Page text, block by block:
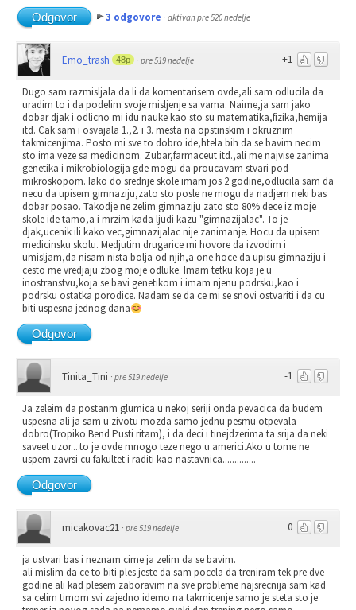
Odgovor
3 odgovore · aktivan pre 520 nedelje
+1
Emo_trash 48p · pre 519 nedelje
Dugo sam razmisljala da li da komentarisem ovde,ali sam odlucila da
uradim to i da podelim svoje misljenje sa vama. Naime,ja sam jako
dobar djak i odlicno mi idu nauke kao sto su matematika,fizika,hemija
itd. Cak sam i osvajala 1.,2. i 3. mesta na opstinskim i okruznim
takmicenjima. Posto mi sve to dobro ide,htela bih da se bavim necim
sto ima veze sa medicinom. Zubar,farmaceut itd.,ali me najvise zanima
genetika i mikrobiologija gde mogu da proucavam stvari pod
mikroskopom. Iako do srednje skole imam jos 2 godine,odlucila sam da
necu da upisem gimnaziju,zato sto posle ne mogu da nadjem neki bas
dobar posao. Takodje ne zelim gimnaziju zato sto 80% dece iz moje
skole ide tamo,a i mrzim kada ljudi kazu "gimnazijalac". To je
djak,ucenik ili kako vec,gimnazijalac nije zanimanje. Hocu da upisem
medicinsku skolu. Medjutim drugarice mi hovore da izvodim i
umisljam,da nisam nista bolja od njih,a one hoce da upisu gimnaziju i
cesto me vredjaju zbog moje odluke. Imam tetku koja je u
inostranstvu,koja se bavi genetikom i imam njenu podrsku,kao i
podrsku ostatka porodice. Nadam se da ce mi se snovi ostvariti i da cu
biti uspesna jednog dana
Odgovor
-1
Tinita_Tini · pre 519 nedelje
Ja zeleim da postanm glumica u nekoj seriji onda pevacica da budem
uspesna ali ja sam u zivotu mozda samo jednu pesmu otpevala
dobro(Tropiko Bend Pusti ritam), i da deci i tinejdzerima ta srija da neki
saveet uzor....to je ovde mnogo teze nego u americi.Ako u tome ne
uspem zavrsi cu fakultet i raditi kao nastavnica..............
Odgovor
0
micakovac21 · pre 519 nedelje
ja ustvari bas i neznam cime ja zelim da se bavim.
ali mislim da ce to biti ples jeste da sam pocela da treniram tek pre dve
godine ali kad plesem zaboravim na sve probleme najsrecnija sam kad
sa celim timom svi zajedno idemo na takmicenje.samo je steta sto je